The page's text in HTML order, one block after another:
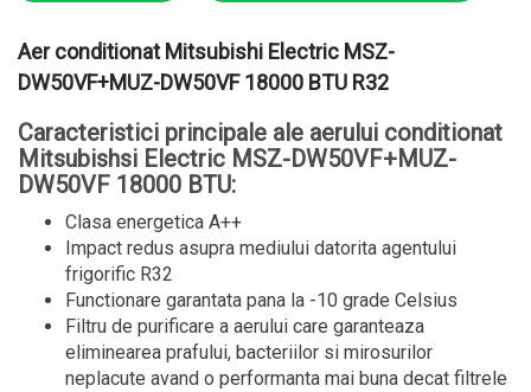
Aer conditionat Mitsubishi Electric MSZ-
DW50VF+MUZ-DW50VF 18000 BTU R32
Caracteristici principale ale aerului conditionat
Mitsubishsi Electric MSZ-DW50VF+MUZ-
DW50VF 18000 BTU:
Clasa energetica A++
Impact redus asupra mediului datorita agentului
frigorific R32
Functionare garantata pana la -10 grade Celsius
Filtru de purificare a aerului care garanteaza
eliminearea prafului, bacteriilor si mirosurilor
neplacute avand o performanta mai buna decat filtrele